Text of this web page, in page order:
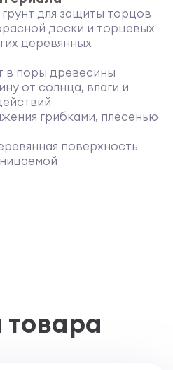
для защиты торцов
доски и торцевых
деревянных
в поры древесины
от солнца, влаги и
грибками, плесенью
поверхность
внутренних и